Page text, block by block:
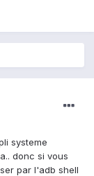
systeme
donc si vous
par l'adb shell